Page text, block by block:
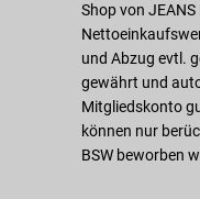
Shop von
und Abzug evtl.
gewährt und
Mitgliedskonto
können nur
BSW beworben